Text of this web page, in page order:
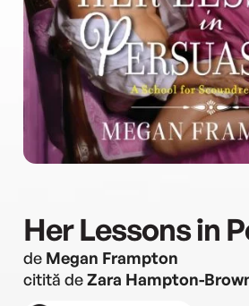
Her Lessons in
de Megan Frampton
citită deZara Hampton-